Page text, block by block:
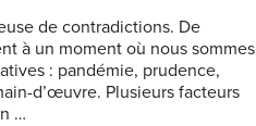
de contradictions. De
à un moment où nous sommes
: pandémie, prudence,
d’œuvre. Plusieurs facteurs
…